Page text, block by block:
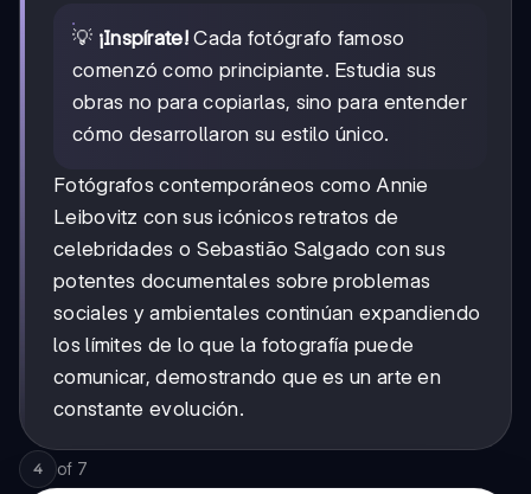
💡 ¡Inspírate!Cada fotógrafo famoso
comenzó como principiante. Estudia sus
obras no para copiarlas, sino para entender
cómo desarrollaron su estilo único.
Fotógrafos contemporáneos como Annie
Leibovitz con sus icónicos retratos de
celebridades o Sebastião Salgado con sus
potentes documentales sobre problemas
sociales y ambientales continúan expandiendo
los límites de lo que la fotografía puede
comunicar, demostrando que es un arte en
constante evolución.
4 of 7